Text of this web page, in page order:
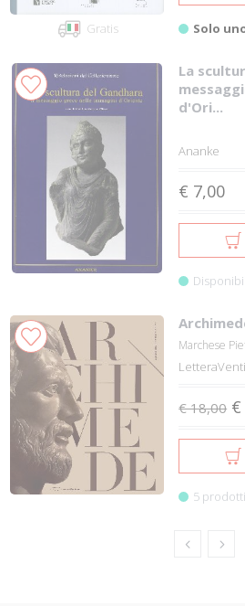
Gratis Solo
La
d'Ori...
Ananke
€ 7,00
Marchese
€ 18,00
5